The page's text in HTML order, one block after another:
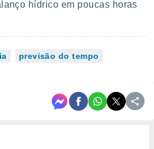
hídrico em poucas horas
previsão do tempo